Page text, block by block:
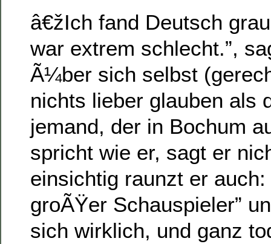
â€žIch fand Deutsch
war extrem schlecht.”,
Ã¼ber sich selbst
nichts lieber glauben als
jemand, der in Bochum
spricht wie er, sagt er
einsichtig raunzt er auch:
groÃŸer Schauspieler”
sich wirklich, und ganz